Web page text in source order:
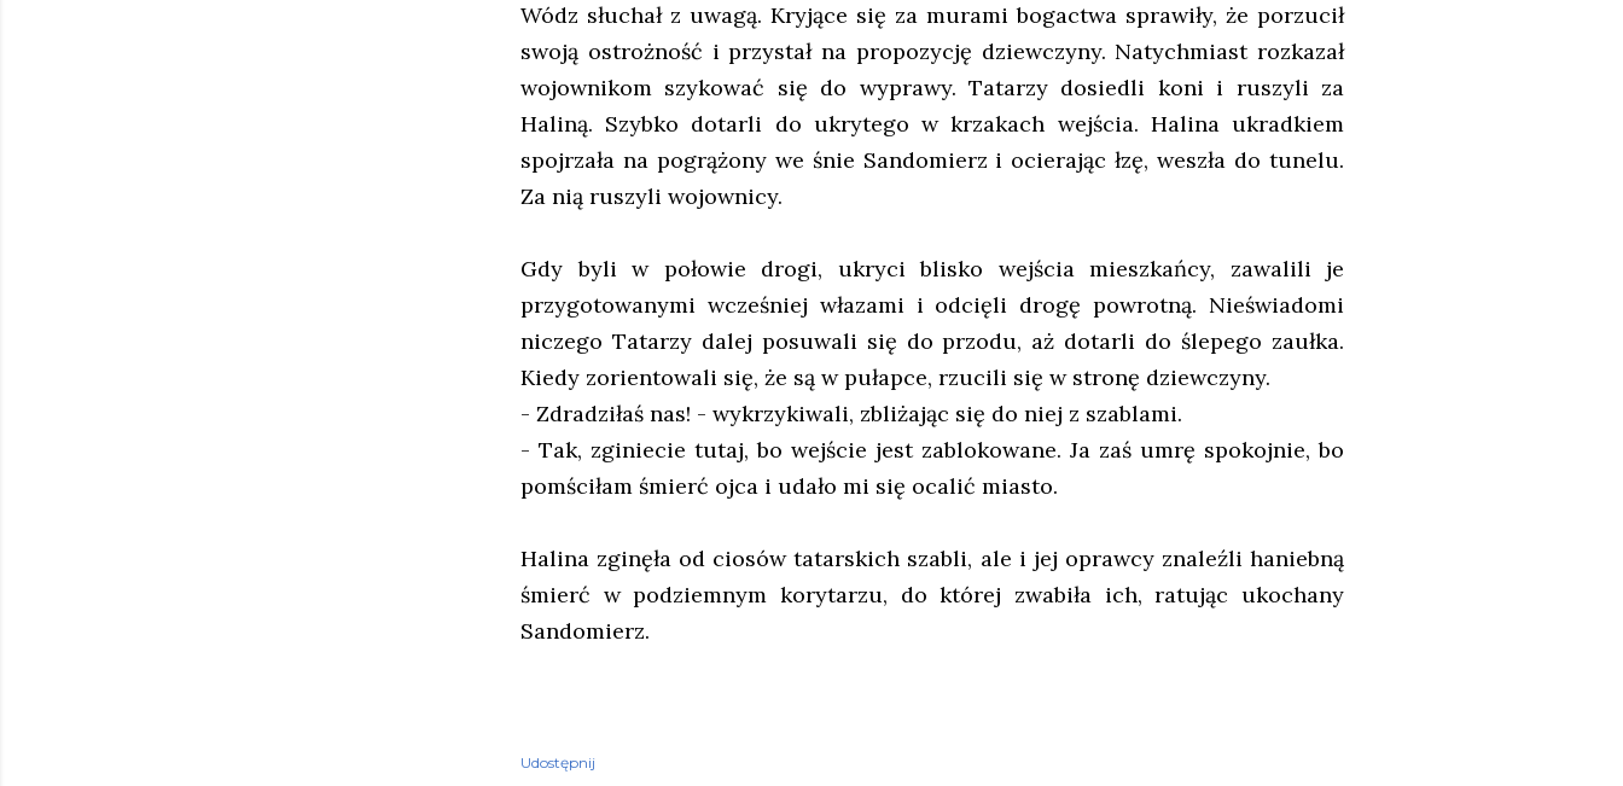
Wódz słuchał z uwagą. Kryjące się za murami bogactwa sprawiły, że porzucił
swoją ostrożność i przystał na propozycję dziewczyny. Natychmiast rozkazał
wojownikom szykować się do wyprawy. Tatarzy dosiedli koni i ruszyli za
Haliną. Szybko dotarli do ukrytego w krzakach wejścia. Halina ukradkiem
spojrzała na pogrążony we śnie Sandomierz i ocierając łzę, weszła do tunelu.
Za nią ruszyli wojownicy.
Gdy byli w połowie drogi, ukryci blisko wejścia mieszkańcy, zawalili je
przygotowanymi wcześniej włazami i odcięli drogę powrotną. Nieświadomi
niczego Tatarzy dalej posuwali się do przodu, aż dotarli do ślepego zaułka.
Kiedy zorientowali się, że są w pułapce, rzucili się w stronę dziewczyny.
- Zdradziłaś nas! - wykrzykiwali, zbliżając się do niej z szablami.
- Tak, zginiecie tutaj, bo wejście jest zablokowane. Ja zaś umrę spokojnie, bo
pomściłam śmierć ojca i udało mi się ocalić miasto.
Halina zginęła od ciosów tatarskich szabli, ale i jej oprawcy znaleźli haniebną
śmierć w podziemnym korytarzu, do której zwabiła ich, ratując ukochany
Sandomierz.
Udostępnij